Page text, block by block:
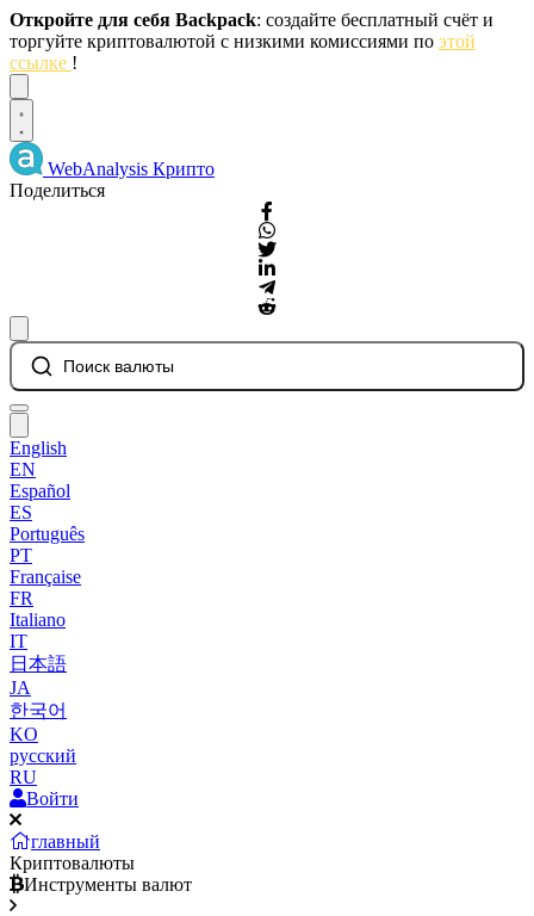
Откройте для себя Backpack: создайте бесплатный счёт и
торгуйте криптовалютой с низкими комиссиями по этой
ссылке !
WebAnalysis Крипто
Поделиться
Поиск валюты
English
EN
Español
ES
Português
PT
Française
FR
Italiano
IT
日本語
JA
한국어
KO
русский
RU
Войти
главный
Криптовалюты
Инструменты валют